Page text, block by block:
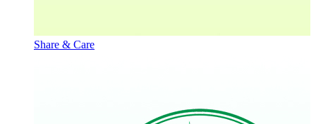
Share & Care